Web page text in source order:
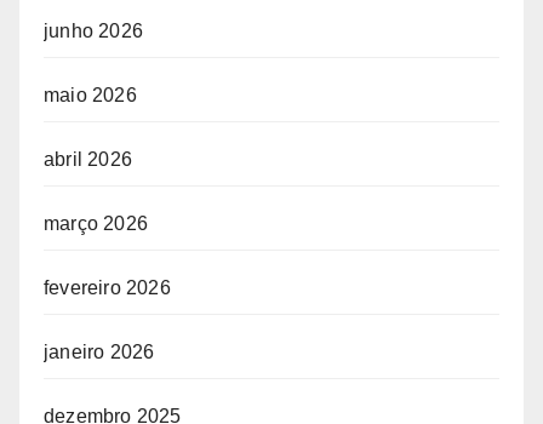
junho 2026
maio 2026
abril 2026
março 2026
fevereiro 2026
janeiro 2026
dezembro 2025